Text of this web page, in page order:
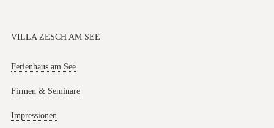
VILLA ZESCH AM SEE
Ferienhaus am See
Firmen & Seminare
Impressionen